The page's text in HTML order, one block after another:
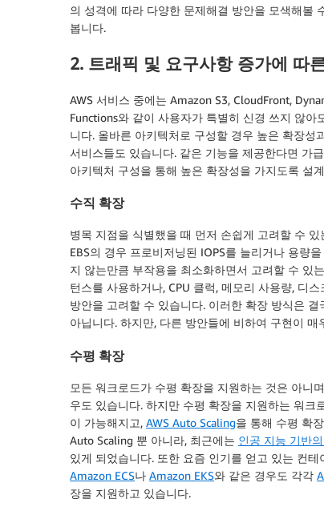
의 성격에 따라 다양한 문제해결 방안을 모색해볼
봅니다.
2. 트래픽 및 요구사항 증가에 따
AWS 서비스 중에는 Amazon S3, CloudFront,
Functions와 같이 사용자가 특별히 신경 쓰지 않
니다. 올바른 아키텍처로 구성할 경우 높은 확장성
서비스들도 있습니다. 같은 기능을 제공한다면 가
아키텍처 구성을 통해 높은 확장성을 가지도록 설
수직 확장
병목 지점을 식별했을 때 먼저 손쉽게 고려할 수
EBS의 경우 프로비저닝된 IOPS를 늘리거나 용량
지 않는만큼 부작용을 최소화하면서 고려할 수 있
턴스를 사용하거나, CPU 클럭, 메모리 사용량, 디
방안을 고려할 수 있습니다. 이러한 확장 방식은
아닙니다. 하지만, 다른 방안들에 비하여 구현이
수평 확장
모든 워크로드가 수평 확장을 지원하는 것은 아니
우도 있습니다. 하지만 수평 확장을 지원하는 워
이 가능해지고, AWS Auto Scaling을 통해 수평 확
Auto Scaling 뿐 아니라, 최근에는 인공 지능 기반
있게 되었습니다. 또한 요즘 인기를 얻고 있는 컨
Amazon ECS나 Amazon EKS와 같은 경우도 각각
장을 지원하고 있습니다.